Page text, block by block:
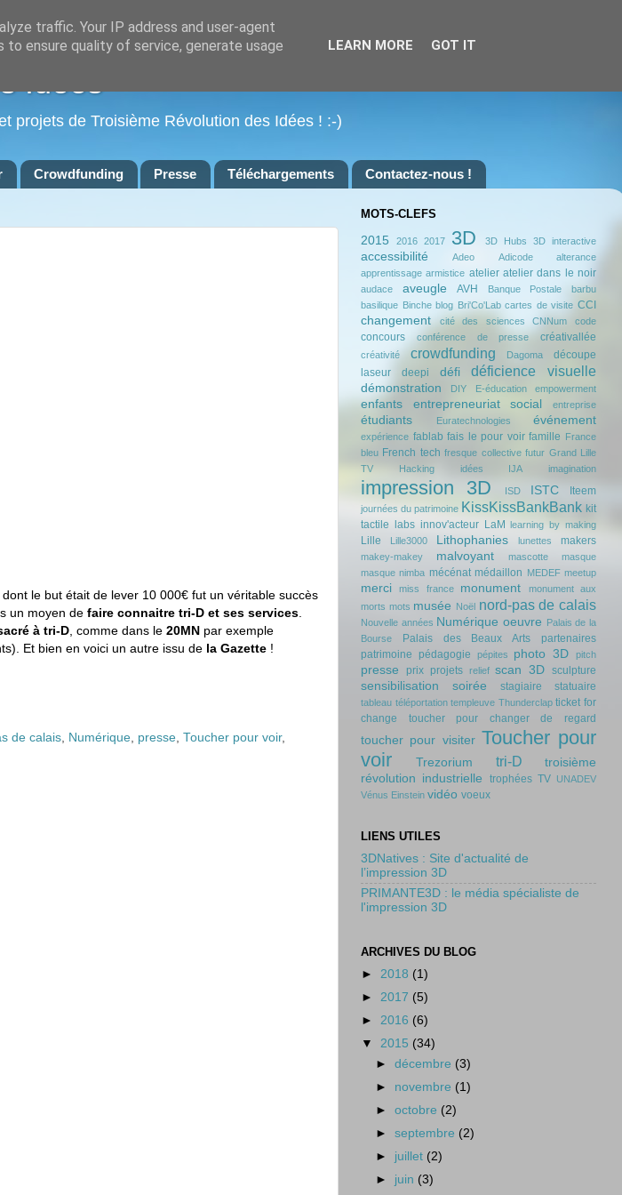
Idées
projets de Troisième Révolution des Idées ! :-)
Crowdfunding Presse Téléchargements Contactez-nous !
, dont le but était de lever 10 000€ fut un véritable succès
un moyen de faire connaitre tri-D et ses services
à tri-D , comme dans le 20MN par exemple
Et bien en voici un autre issu de la Gazette !
de calais Numérique presse Toucher pour voir,
MOTS-CLEFS
2015
2016 2017 3D 3D Hubs 3D interactive
accessibilité Adeo Adicode
alterance
apprentissage armistice atelier atelier dans le noir
audace aveugle AVH Banque Postale
barbu
basilique Binche blog Bri'Co'Lab cartes de visite CCI
changement cité des sciences CNNum code
concours conférence de presse créativallée
créativité crowdfunding Dagoma
découpe
laseur
deepi défi déficience visuelle
démonstration DIY E-éducation empowerment
enfants entrepreneuriat social entreprise
étudiants Euratechnologies événement
expérience fablab fais le pour voir famille France
bleu French tech fresque collective futur Grand Lille
TV
Hacking idées IJA imagination
impression 3D ISD ISTC Iteem
journées du patrimoine KissKissBankBank kit
tactile labs innov'acteur LaM learning by making
Lille Lille3000 Lithophanies lunettes makers
makey-makey malvoyant mascotte
masque
masque nimba mécénat médaillon MEDEF meetup
merci miss france monument
monument aux
morts mots musée Noël nord-pas de calais
Nouvelle années Numérique oeuvre Palais de la
Bourse
Palais des Beaux Arts
partenaires
patrimoine pédagogie pépites photo 3D pitch
presse prix projets relief scan 3D sculpture
sensibilisation soirée stagiaire statuaire
tableau téléportation templeuve Thunderclap ticket for
change
toucher pour changer de regard
toucher pour visiter Toucher pour
voir
Trezorium tri-D
troisième
révolution industrielle
trophées TV
UNADEV
Vénus Einstein vidéo voeux
LIENS UTILES
3DNatives : Site d'actualité de
l’impression 3D
PRIMANTE3D : le média spécialiste de
l'impression 3D
ARCHIVES DU BLOG
► 2018 (1)
► 2017 (5)
► 2016 (6)
▼ 2015 (34)
►décembre (3)
► novembre (1)
►octobre (2)
►septembre (2)
► juillet (2)
► juin (3)
traffic. Your IP address and user-agent
ensure quality of service, generate usage
LEARN MORE GOT IT